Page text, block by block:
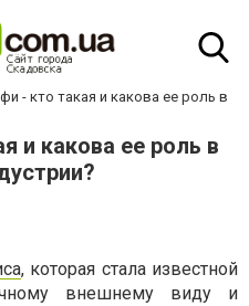
- кто такая и какова ее роль в
и какова ее роль в
, которая стала известной
внешнему виду и